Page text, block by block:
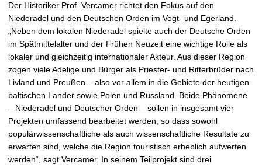
Der Historiker Prof. Vercamer richtet den Fokus auf den
Niederadel und den Deutschen Orden im Vogt- und Egerland.
„Neben dem lokalen Niederadel spielte auch der Deutsche Orden
im Spätmittelalter und der Frühen Neuzeit eine wichtige Rolle als
lokaler und gleichzeitig internationaler Akteur. Aus dieser Region
zogen viele Adelige und Bürger als Priester- und Ritterbrüder nach
Livland und Preußen – also vor allem in die Gebiete der heutigen
baltischen Länder sowie Polen und Russland. Beide Phänomene
– Niederadel und Deutscher Orden – sollen in insgesamt vier
Projekten umfassend bearbeitet werden, so dass sowohl
populärwissenschaftliche als auch wissenschaftliche Resultate zu
erwarten sind, welche die Region touristisch erheblich aufwerten
werden“, sagt Vercamer. In seinem Teilprojekt sind drei